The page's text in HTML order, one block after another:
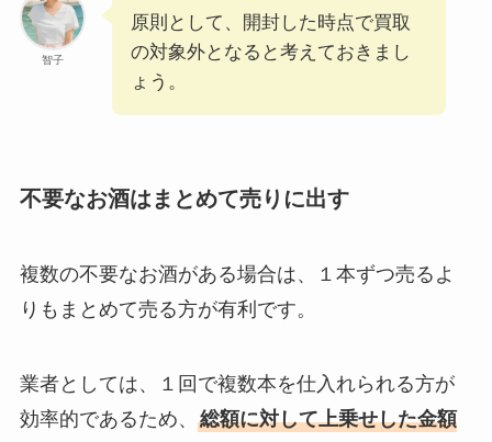
智子
原則として、開封した時点で買取
の対象外となると考えておきまし
ょう。
不要なお酒はまとめて売りに出す
複数の不要なお酒がある場合は、１本ずつ売るよ
りもまとめて売る方が有利です。
業者としては、１回で複数本を仕入れられる方が
効率的であるため、 総額に対して上乗せした金額